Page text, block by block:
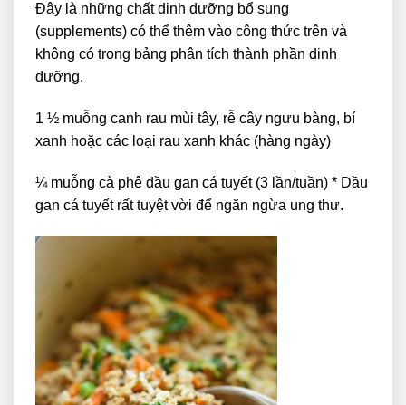
Đây là những chất dinh dưỡng bổ sung
(supplements) có thể thêm vào công thức trên và
không có trong bảng phân tích thành phần dinh
dưỡng.
1 ½ muỗng canh rau mùi tây, rễ cây ngưu bàng, bí
xanh hoặc các loại rau xanh khác (hàng ngày)
¼ muỗng cà phê dầu gan cá tuyết (3 lần/tuần) * Dầu
gan cá tuyết rất tuyệt vời để ngăn ngừa ung thư.